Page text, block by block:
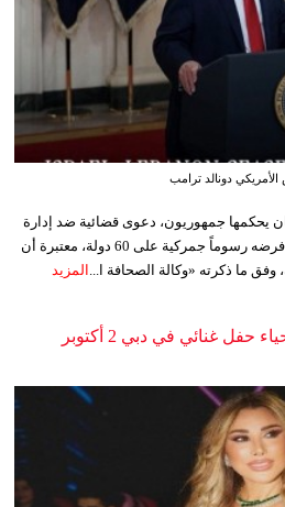
الأمريكي دونالد ترامب
اثنتان يحكمها جمهوريون، دعوى قضائية ضد إدارة
دونالد ترمب، الاثنين، على خلفية فرضه رسوماً جمركية على 60 دولة، معتبرة أن
وفق ما ذكرته «وكالة الصحافة ا...
المزيد
غنائي في دبي 2 أكتوبر